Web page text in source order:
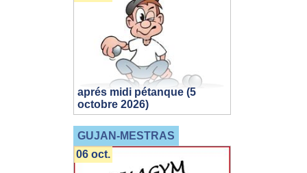
aprés midi pétanque (5
octobre 2026)
GUJAN-MESTRAS
06 oct.